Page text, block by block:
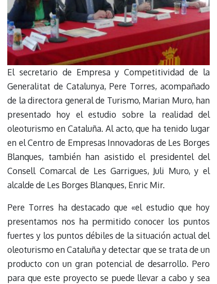
El secretario de Empresa y Competitividad de la
Generalitat de Catalunya, Pere Torres, acompañado
de la directora general de Turismo, Marian Muro, han
presentado hoy el estudio sobre la realidad del
oleoturismo en Cataluña. Al acto, que ha tenido lugar
en el Centro de Empresas Innovadoras de Les Borges
Blanques, también han asistido el presidentel del
Consell Comarcal de Les Garrigues, Juli Muro, y el
alcalde de Les Borges Blanques, Enric Mir.
Pere Torres ha destacado que «el estudio que hoy
presentamos nos ha permitido conocer los puntos
fuertes y los puntos débiles de la situación actual del
oleoturismo en Cataluña y detectar que se trata de un
producto con un gran potencial de desarrollo. Pero
para que este proyecto se puede llevar a cabo y sea